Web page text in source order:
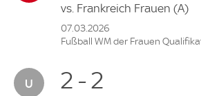
vs. Frankreich Frauen (A)
07.03.2026
Fußball WM der Frauen
2 - 2